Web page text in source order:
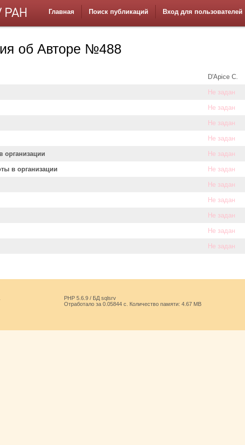
Главная Поиск публикаций Вход для пользователей
об Авторе №488
D'Apice C.
Не задан
Не задан
Не задан
Не задан
организации Не задан
в организации Не задан
Не задан
Не задан
Не задан
Не задан
Не задан
PHP 5.6.9 / БД sqlsrv
Отработало за 0.05844 с. Количество памяти: 4.67 MB